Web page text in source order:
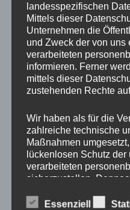
seine Kinder Maximilian
Ausbildung in den
engagierte sich bis zu
Unternehmen.
landesspezifischen
Mittels dieser
Unternehmen die
und Zweck der von uns
verarbeiteten
informieren. Ferner
mittels dieser
zustehenden Rechte
Wir haben als für die
zahlreiche technische
Maßnahmen
lückenlosen Schutz
verarbeiteten
sicherzustellen.
Sicherheitslücken
Essenziell